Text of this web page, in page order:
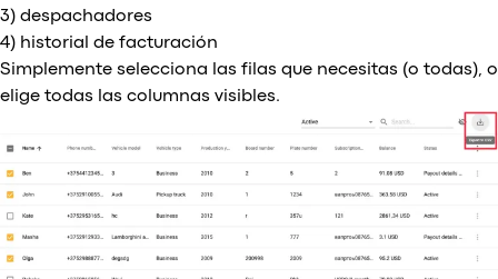
3) despachadores
4) historial de facturación
Simplemente selecciona las filas que necesitas (o todas), o
elige todas las columnas visibles.